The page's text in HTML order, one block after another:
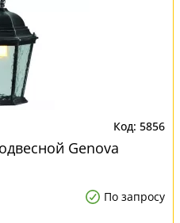
5856
Genova
По запросу